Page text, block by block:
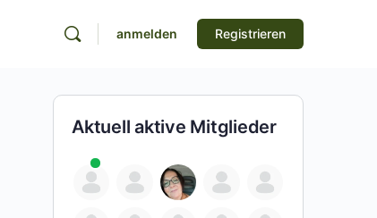
anmelden Registrieren
Aktuell aktive Mitglieder